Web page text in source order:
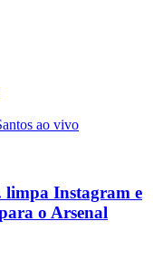
ao vivo
limpa Instagram e
o Arsenal